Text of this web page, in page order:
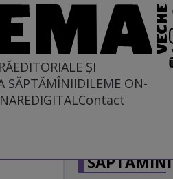
EDITORIALE ȘI
SĂPTĂMÎNIIDILEME ON-
DIGITALContact